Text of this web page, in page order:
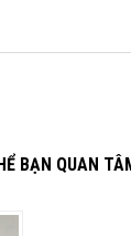
BẠN QUAN